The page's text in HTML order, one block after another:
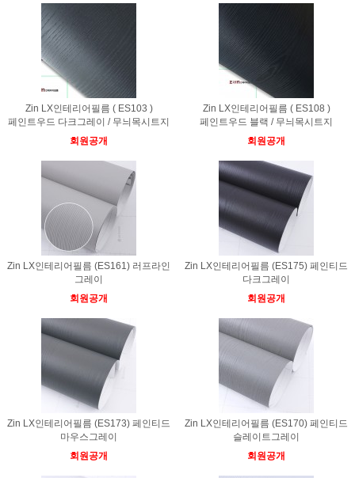
Zin LX인테리어필름 ( ES103 )
페인트우드 다크그레이 / 무늬목시트지
회원공개
Zin LX인테리어필름 ( ES108 )
페인트우드 블랙 / 무늬목시트지
회원공개
Zin LX인테리어필름 (ES161) 러프라인
그레이
회원공개
Zin LX인테리어필름 (ES175) 페인티드
다크그레이
회원공개
Zin LX인테리어필름 (ES173) 페인티드
마우스그레이
회원공개
Zin LX인테리어필름 (ES170) 페인티드
슬레이트그레이
회원공개